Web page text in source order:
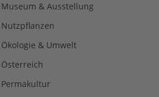
Museum & Ausstellung
Nutzpflanzen
Ökologie & Umwelt
Österreich
Permakultur